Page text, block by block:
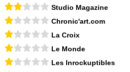
Studio Magazine
Chronic'art.com
La Croix
Le Monde
Les Inrockuptibles